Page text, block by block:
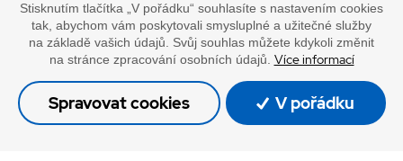
”Lepíme s jistotou”
© Oficiální stránky společnosti Europack
Stisknutím tlačítka „V pořádku“ souhlasíte s nastavením cookies
tak, abychom vám poskytovali smysluplné a užitečné služby
na základě vašich údajů. Svůj souhlas můžete kdykoli změnit
na stránce zpracování osobních údajů. Více informací
Spravovat cookies V pořádku